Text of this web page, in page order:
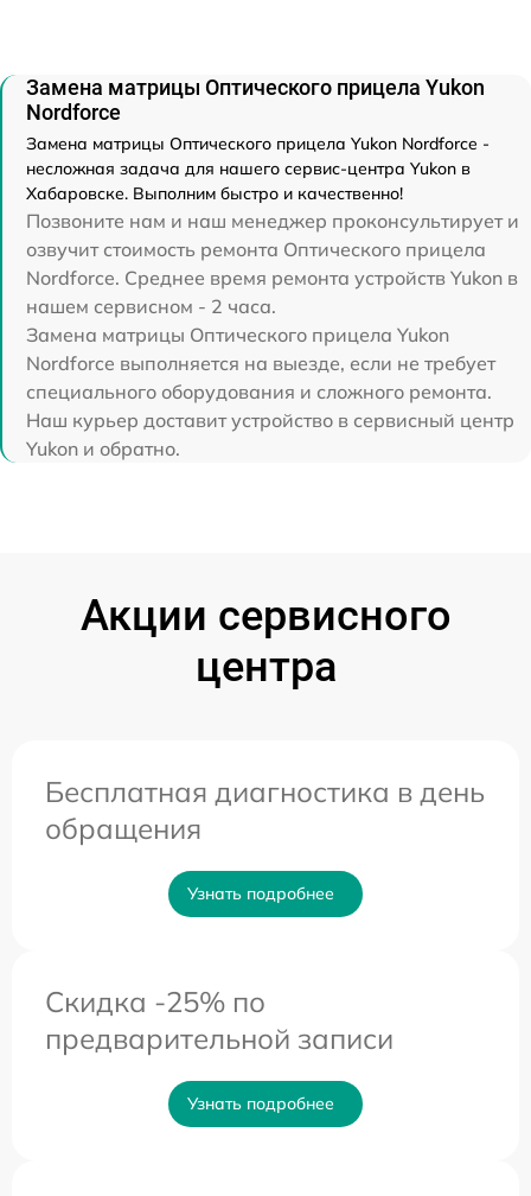
Замена матрицы Оптического прицела Yukon
Nordforce
Замена матрицы Оптического прицела Yukon Nordforce -
несложная задача для нашего сервис-центра Yukon в
Хабаровске. Выполним быстро и качественно!
Позвоните нам и наш менеджер проконсультирует и
озвучит стоимость ремонта Оптического прицела
Nordforce. Среднее время ремонта устройств Yukon в
нашем сервисном - 2 часа.
Замена матрицы Оптического прицела Yukon
Nordforce выполняется на выезде, если не требует
специального оборудования и сложного ремонта.
Наш курьер доставит устройство в сервисный центр
Yukon и обратно.
Акции сервисного
центра
Бесплатная диагностика в день
обращения
Узнать подробнее
Скидка -25% по
предварительной записи
Узнать подробнее